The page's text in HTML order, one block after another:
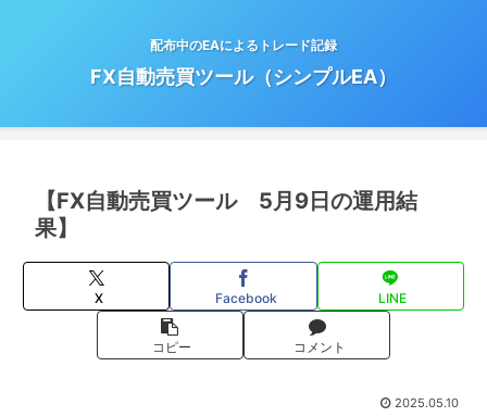
配布中のEAによるトレード記録
FX自動売買ツール（シンプルEA）
【FX自動売買ツール 5月9日の運用結
果】
X Facebook LINE
コピー コメント
2025.05.10